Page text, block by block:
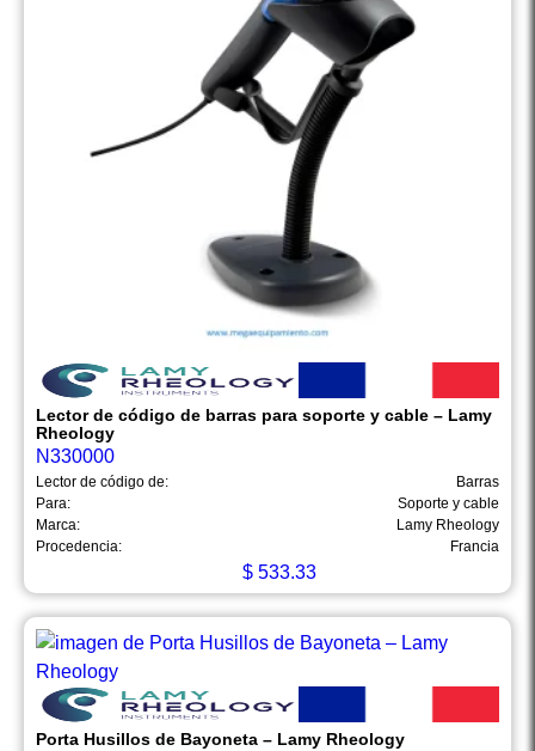
Lector de código de barras para soporte y cable – Lamy
Rheology
N330000
Lector de código de:
Barras
Para:
Soporte y cable
Marca:
Lamy Rheology
Procedencia:
Francia
$ 533.33
Porta Husillos de Bayoneta – Lamy Rheology